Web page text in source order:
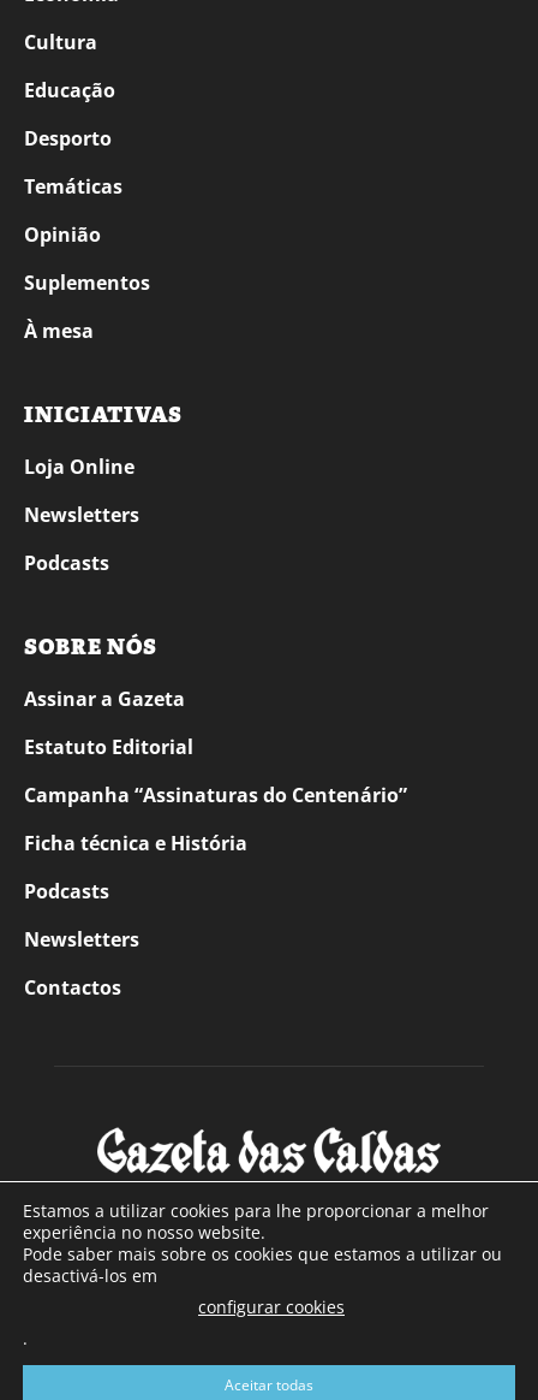
Cultura
Educação
Desporto
Temáticas
Opinião
Suplementos
À mesa
INICIATIVAS
Loja Online
Newsletters
Podcasts
SOBRE NÓS
Assinar a Gazeta
Estatuto Editorial
Campanha “Assinaturas do Centenário”
Ficha técnica e História
Podcasts
Newsletters
Contactos
SOBRE NÓS
Com sede nas Caldas da Rainha e mais de 90 anos de
a sul de distrito de Leiria, com mais de 40.000 leitores por
toda a região Oeste. Jornal com distribuição em Portugal
Estamos a utilizar cookies para lhe proporcionar a melhor
experiência no nosso website.
Pode saber mais sobre os cookies que estamos a utilizar ou
desactivá-los em
configurar cookies
.
Aceitar todas